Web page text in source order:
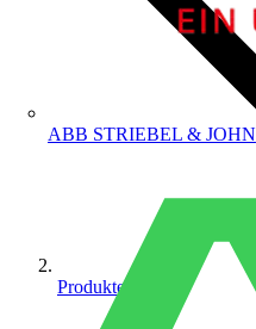
ABB STRIEBEL & JOHN
Produkte